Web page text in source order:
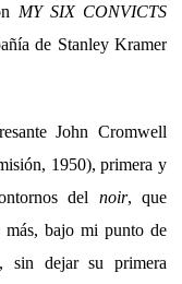
MY SIX CONVICTS
de Stanley Kramer
John Cromwell
1950), primera y
del noir, que
más, bajo mi punto de
sin dejar su primera